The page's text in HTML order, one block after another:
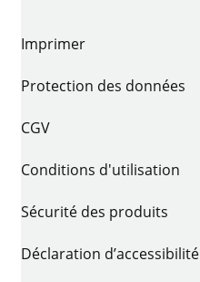
Imprimer
Protection des données
CGV
Conditions d'utilisation
Sécurité des produits
Déclaration d’accessibilité